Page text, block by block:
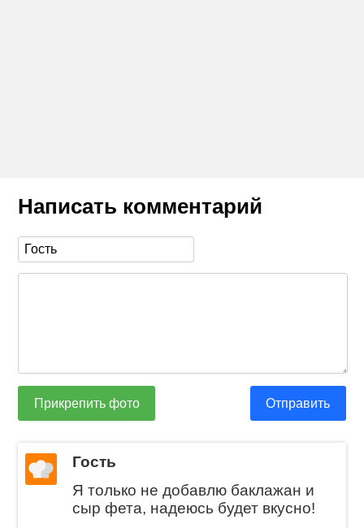
Написать комментарий
Прикрепить фото Отправить
Гость
Я только не добавлю баклажан и
сыр фета, надеюсь будет вкусно!